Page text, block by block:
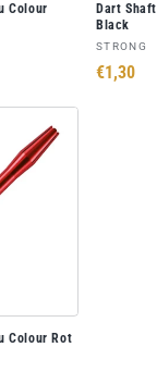
Colour
Dart
Black
Anbieter:
STRONG
Normaler
€1,30
Colour Rot